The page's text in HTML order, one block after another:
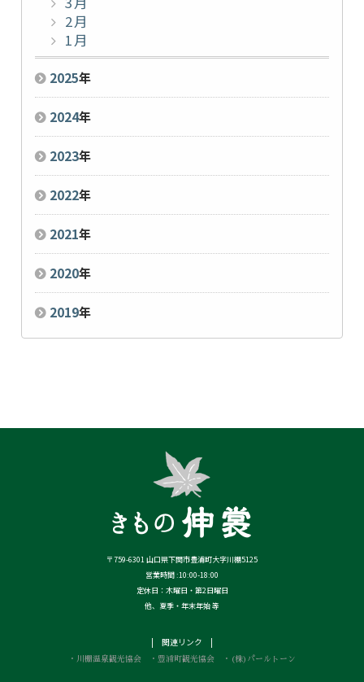
2月
1月
2025年
2024年
2023年
2022年
2021年
2020年
2019年
〒759-6301 山口県下関市豊浦町大字川棚5125
営業時間 :10:00-18:00
定休日：木曜日・第2日曜日
他、夏季・年末年始 等
| 関連リンク |
・川棚温泉観光協会 ・豊浦町観光協会 ・(株)パールトーン